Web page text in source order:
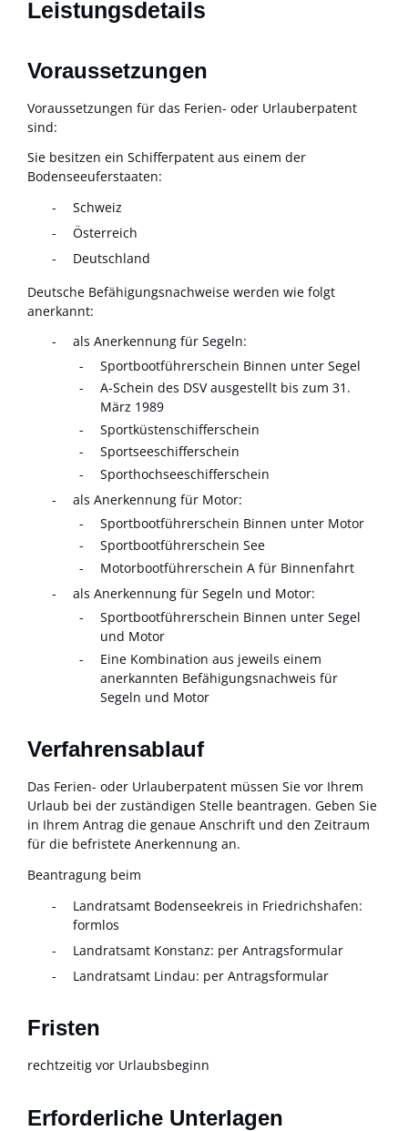
Leistungsdetails
Voraussetzungen
Voraussetzungen für das Ferien- oder Urlauberpatent
sind:
Sie besitzen ein Schifferpatent aus einem der
Bodenseeuferstaaten:
Schweiz
Österreich
Deutschland
Deutsche Befähigungsnachweise werden wie folgt
anerkannt:
als Anerkennung für Segeln:
Sportbootführerschein Binnen unter Segel
A-Schein des DSV ausgestellt bis zum 31.
März 1989
Sportküstenschifferschein
Sportseeschifferschein
Sporthochseeschifferschein
als Anerkennung für Motor:
Sportbootführerschein Binnen unter Motor
Sportbootführerschein See
Motorbootführerschein A für Binnenfahrt
als Anerkennung für Segeln und Motor:
Sportbootführerschein Binnen unter Segel
und Motor
Eine Kombination aus jeweils einem
anerkannten Befähigungsnachweis für
Segeln und Motor
Verfahrensablauf
Das Ferien- oder Urlauberpatent müssen Sie vor Ihrem
Urlaub bei der zuständigen Stelle beantragen. Geben Sie
in Ihrem Antrag die genaue Anschrift und den Zeitraum
für die befristete Anerkennung an.
Beantragung beim
Landratsamt Bodenseekreis in Friedrichshafen:
formlos
Landratsamt Konstanz: per Antragsformular
Landratsamt Lindau: per Antragsformular
Fristen
rechtzeitig vor Urlaubsbeginn
Erforderliche Unterlagen